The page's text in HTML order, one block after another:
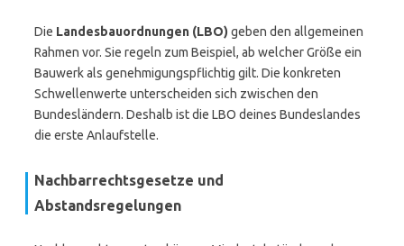
Die Landesbauordnungen (LBO) geben den allgemeinen
Rahmen vor. Sie regeln zum Beispiel, ab welcher Größe ein
Bauwerk als genehmigungspflichtig gilt. Die konkreten
Schwellenwerte unterscheiden sich zwischen den
Bundesländern. Deshalb ist die LBO deines Bundeslandes
die erste Anlaufstelle.
Nachbarrechtsgesetze und
Abstandsregelungen